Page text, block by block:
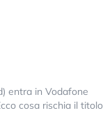
entra in Vodafone
cosa rischia il titolo